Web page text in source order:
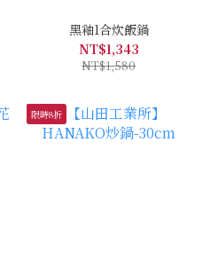
黑釉1合炊飯鍋
NT$1,343
NT$1,580
限時8折